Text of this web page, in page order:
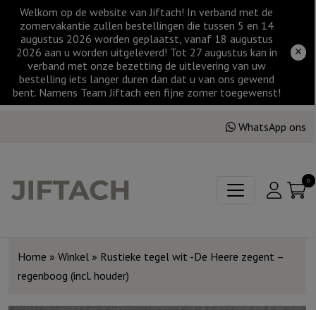
Welkom op de website van Jiftach! In verband met de
zomervakantie zullen bestellingen die tussen 5 en 14
augustus 2026 worden geplaatst, vanaf 18 augustus
2026 aan u worden uitgeleverd! Tot 27 augustus kan in
verband met onze bezetting de uitlevering van uw
bestelling iets langer duren dan dat u van ons gewend
bent. Namens Team Jiftach een fijne zomer toegewenst!
WhatsApp ons
0
Home » Winkel » Rustieke tegel wit -De Heere zegent –
regenboog (incl. houder)